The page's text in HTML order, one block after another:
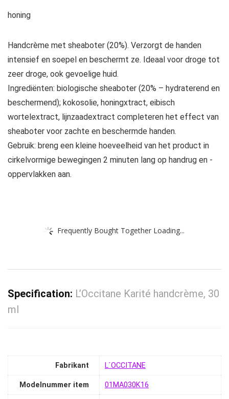
honing
Handcrème met sheaboter (20%). Verzorgt de handen
intensief en soepel en beschermt ze. Ideaal voor droge tot
zeer droge, ook gevoelige huid.
Ingrediënten: biologische sheaboter (20% – hydraterend en
beschermend); kokosolie, honingxtract, eibisch
wortelextract, lijnzaadextract completeren het effect van
sheaboter voor zachte en beschermde handen.
Gebruik: breng een kleine hoeveelheid van het product in
cirkelvormige bewegingen 2 minuten lang op handrug en -
oppervlakken aan.
Frequently Bought Together Loading...
Specification: L’Occitane Karité handcrème, 30
ml
Fabrikant ‎L´OCCITANE
Modelnummer item ‎01MA030K16